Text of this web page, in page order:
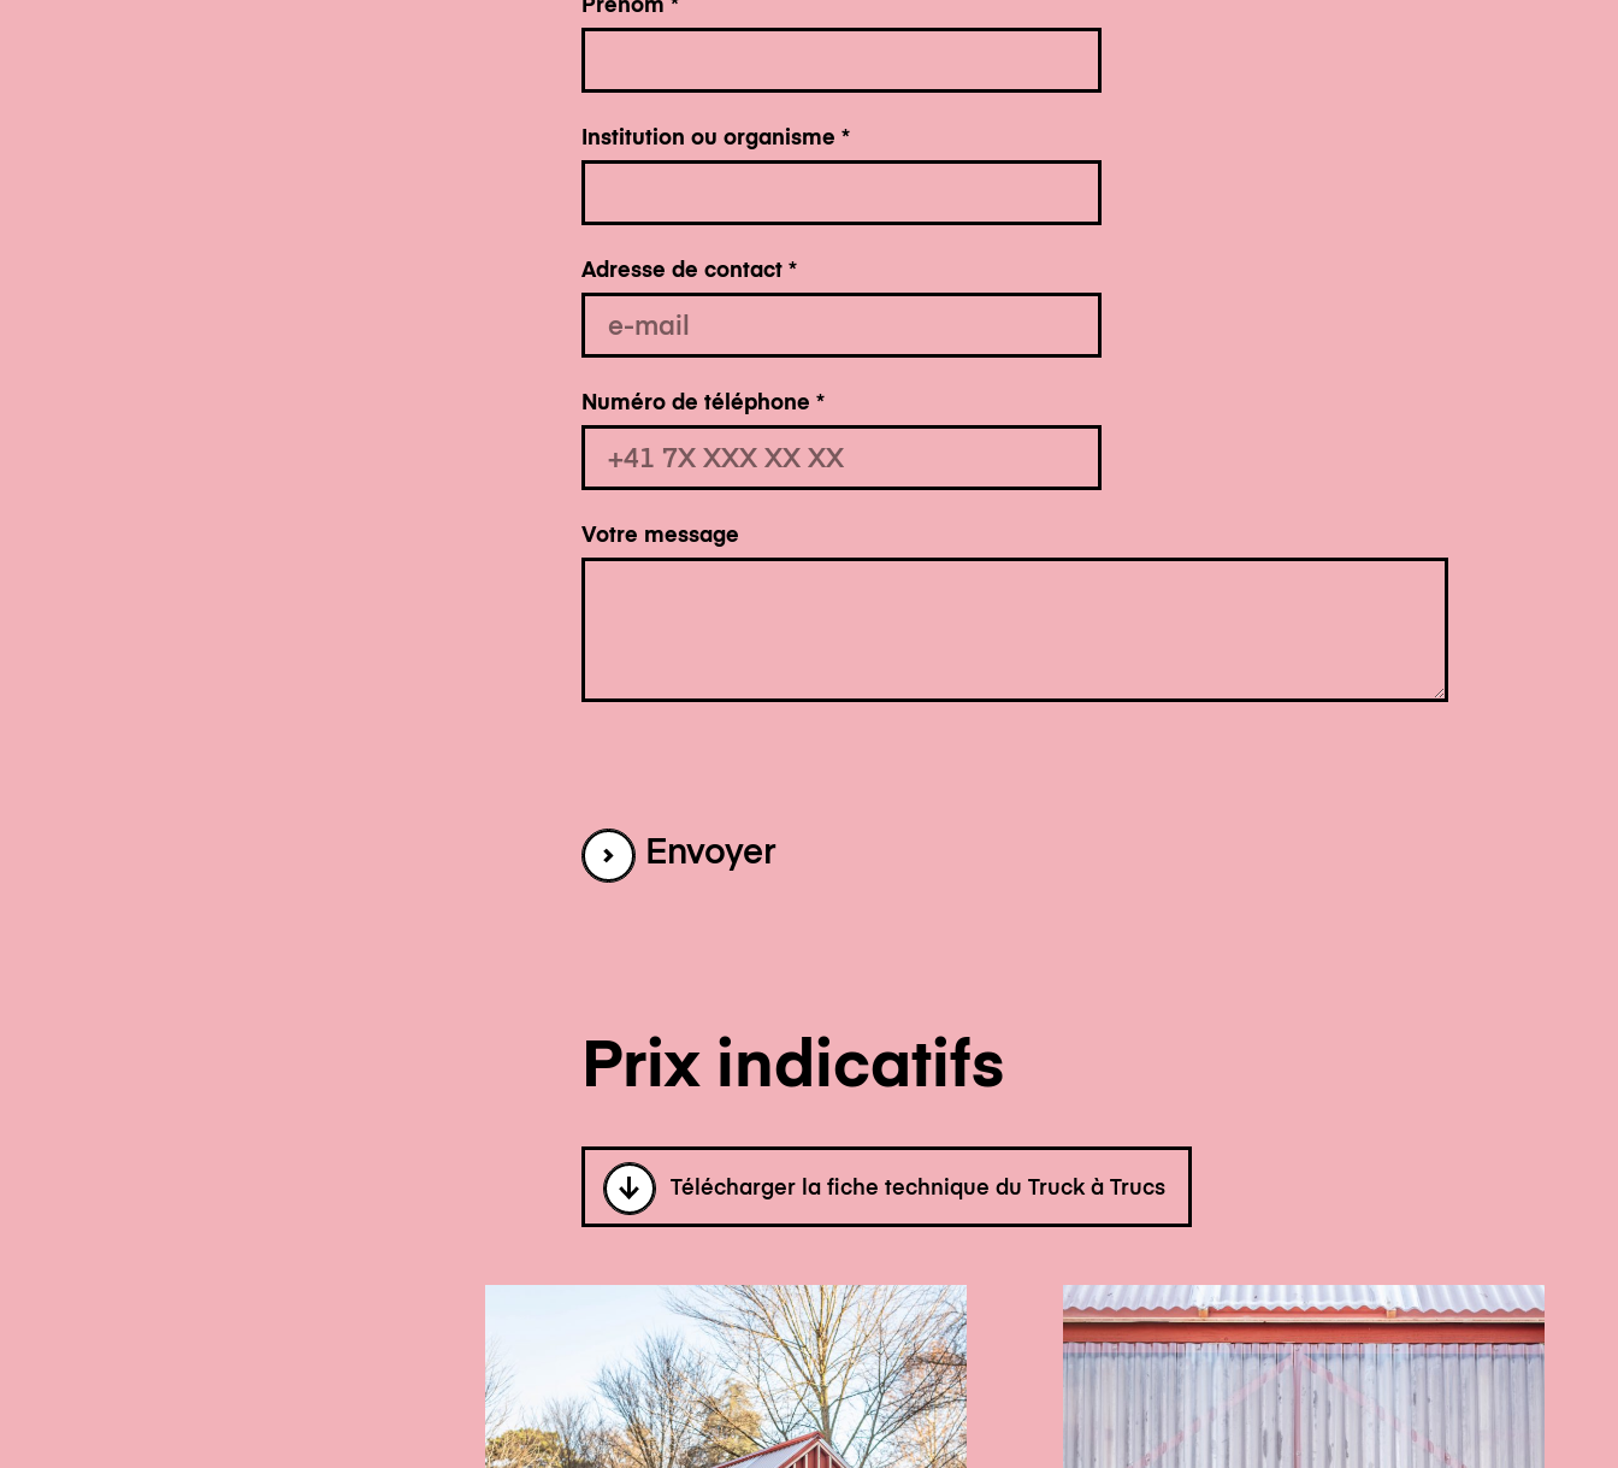
Prénom*
Institution ou organisme*
Adresse de contact*
Numéro de téléphone*
Votre message
Envoyer
Prix indicatifs
Télécharger la fiche technique du Truck à Trucs